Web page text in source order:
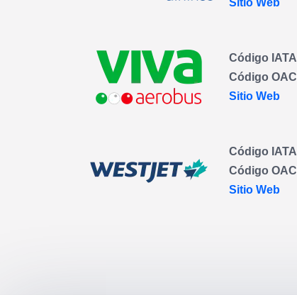
Sitio Web
Código IATA
Código OACI
Sitio Web
Código IATA
Código OACI
Sitio Web